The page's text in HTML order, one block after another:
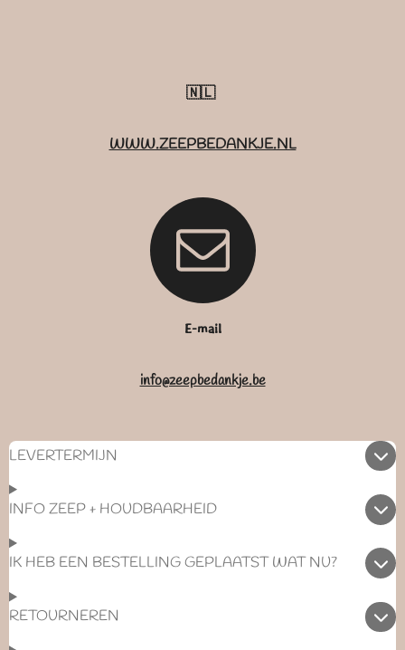
🇳🇱
WWW.ZEEPBEDANKJE.NL
E-mail
info@zeepbedankje.be
LEVERTERMIJN
INFO ZEEP + HOUDBAARHEID
IK HEB EEN BESTELLING GEPLAATST WAT NU?
RETOURNEREN